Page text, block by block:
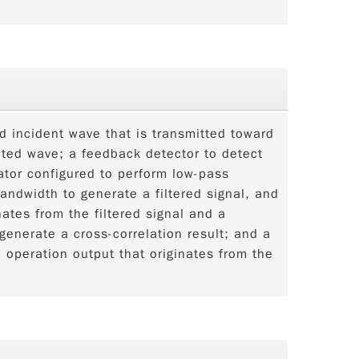
incident wave that is transmitted toward
wave; a feedback detector to detect
configured to perform low-pass
to generate a filtered signal, and
from the filtered signal and a
a cross-correlation result; and a
output that originates from the